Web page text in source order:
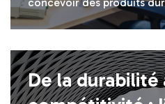
concevoir des produits
De la durabilité